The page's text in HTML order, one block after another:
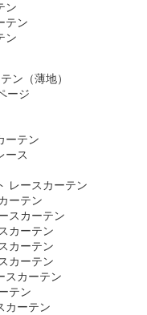
ン
テン
ン
ン（薄地）
ージ
ーテン
ース
レースカーテン
ーテン
スカーテン
カーテン
カーテン
カーテン
スカーテン
テン
カーテン